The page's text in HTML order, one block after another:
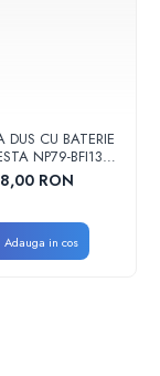
DUS CU BATERIE
NP79-BFI13U
CROMRON
Adauga in cos